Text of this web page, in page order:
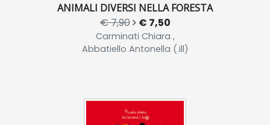
ANIMALI DIVERSI NELLA FORESTA
€ 7,90 € 7,50
Carminati Chiara ,
Abbatiello Antonella (.ill)